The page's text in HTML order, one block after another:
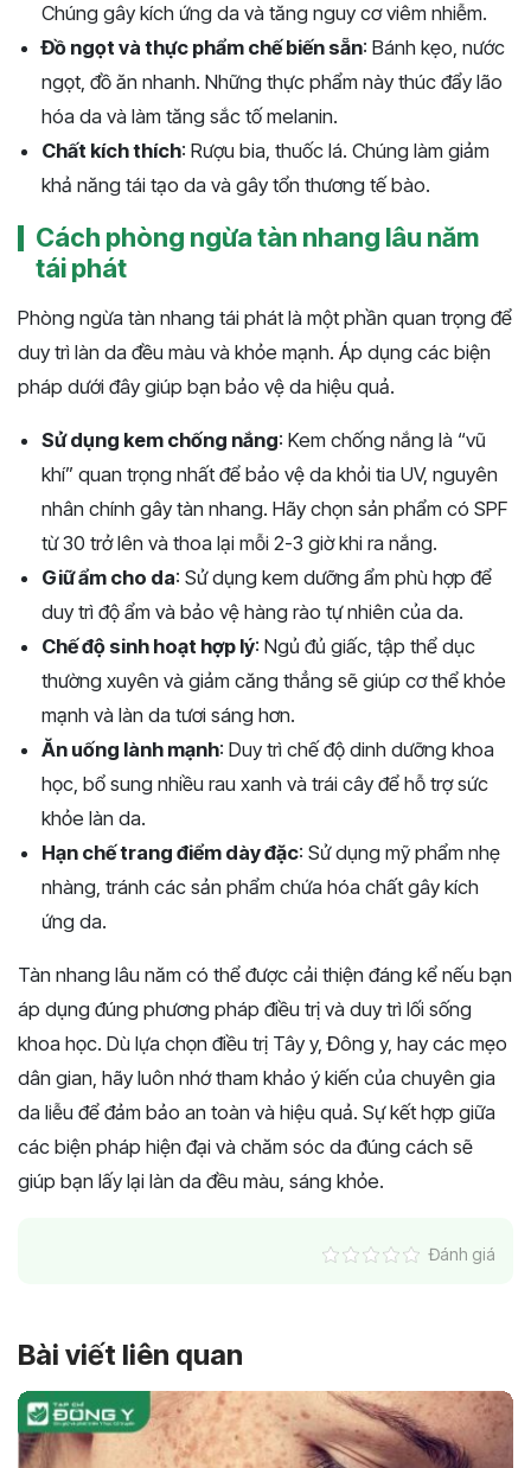
Chúng gây kích ứng da và tăng nguy cơ viêm nhiễm.
Đồ ngọt và thực phẩm chế biến sẵn: Bánh kẹo, nước
ngọt, đồ ăn nhanh. Những thực phẩm này thúc đẩy lão
hóa da và làm tăng sắc tố melanin.
Chất kích thích: Rượu bia, thuốc lá. Chúng làm giảm
khả năng tái tạo da và gây tổn thương tế bào.
Cách phòng ngừa tàn nhang lâu năm
tái phát
Phòng ngừa tàn nhang tái phát là một phần quan trọng để
duy trì làn da đều màu và khỏe mạnh. Áp dụng các biện
pháp dưới đây giúp bạn bảo vệ da hiệu quả.
Sử dụng kem chống nắng: Kem chống nắng là “vũ
khí” quan trọng nhất để bảo vệ da khỏi tia UV, nguyên
nhân chính gây tàn nhang. Hãy chọn sản phẩm có SPF
từ 30 trở lên và thoa lại mỗi 2-3 giờ khi ra nắng.
Giữ ẩm cho da: Sử dụng kem dưỡng ẩm phù hợp để
duy trì độ ẩm và bảo vệ hàng rào tự nhiên của da.
Chế độ sinh hoạt hợp lý: Ngủ đủ giấc, tập thể dục
thường xuyên và giảm căng thẳng sẽ giúp cơ thể khỏe
mạnh và làn da tươi sáng hơn.
Ăn uống lành mạnh: Duy trì chế độ dinh dưỡng khoa
học, bổ sung nhiều rau xanh và trái cây để hỗ trợ sức
khỏe làn da.
Hạn chế trang điểm dày đặc: Sử dụng mỹ phẩm nhẹ
nhàng, tránh các sản phẩm chứa hóa chất gây kích
ứng da.
Tàn nhang lâu năm có thể được cải thiện đáng kể nếu bạn
áp dụng đúng phương pháp điều trị và duy trì lối sống
khoa học. Dù lựa chọn điều trị Tây y, Đông y, hay các mẹo
dân gian, hãy luôn nhớ tham khảo ý kiến của chuyên gia
da liễu để đảm bảo an toàn và hiệu quả. Sự kết hợp giữa
các biện pháp hiện đại và chăm sóc da đúng cách sẽ
giúp bạn lấy lại làn da đều màu, sáng khỏe.
Đánh giá
Bài viết liên quan